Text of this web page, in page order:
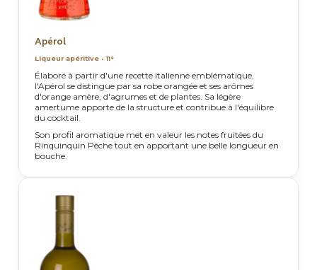
Apérol
Liqueur apéritive • 11°
Élaboré à partir d'une recette italienne emblématique,
l'Apérol se distingue par sa robe orangée et ses arômes
d'orange amère, d'agrumes et de plantes. Sa légère
amertume apporte de la structure et contribue à l'équilibre
du cocktail.
Son profil aromatique met en valeur les notes fruitées du
Rinquinquin Pêche tout en apportant une belle longueur en
bouche.